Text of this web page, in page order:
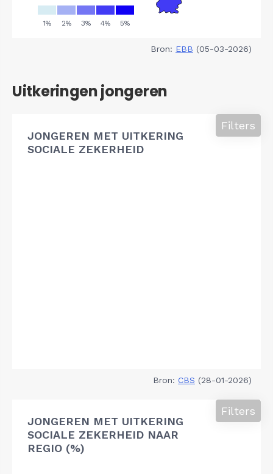
Bron: EBB (05-03-2026)
Uitkeringen jongeren
JONGEREN MET UITKERING
SOCIALE ZEKERHEID
Filters
Bron: CBS (28-01-2026)
JONGEREN MET UITKERING
SOCIALE ZEKERHEID NAAR
REGIO (%)
Filters